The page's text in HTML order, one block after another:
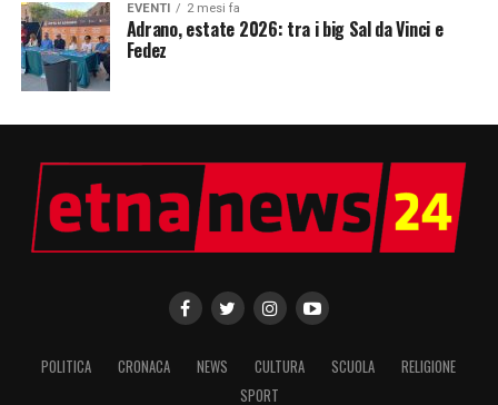
EVENTI 2 mesi fa
Adrano, estate 2026: tra i big Sal da Vinci e
Fedez
POLITICA CRONACA NEWS CULTURA SCUOLA
RELIGIONE
SPORT